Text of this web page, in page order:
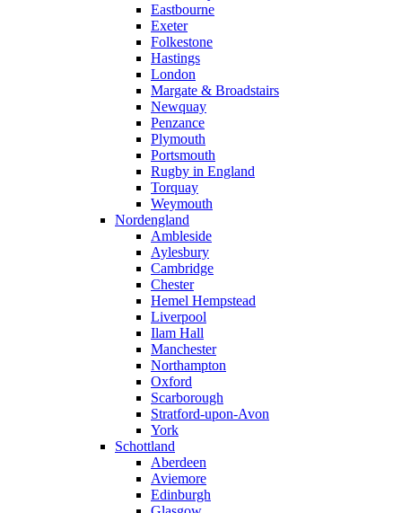
Eastbourne
Exeter
Folkestone
Hastings
London
Margate & Broadstairs
Newquay
Penzance
Plymouth
Portsmouth
Rugby in England
Torquay
Weymouth
Nordengland
Ambleside
Aylesbury
Cambridge
Chester
Hemel Hempstead
Liverpool
Ilam Hall
Manchester
Northampton
Oxford
Scarborough
Stratford-upon-Avon
York
Schottland
Aberdeen
Aviemore
Edinburgh